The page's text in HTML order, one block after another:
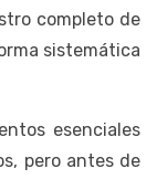
completo de
sistemática
esenciales
pero antes de